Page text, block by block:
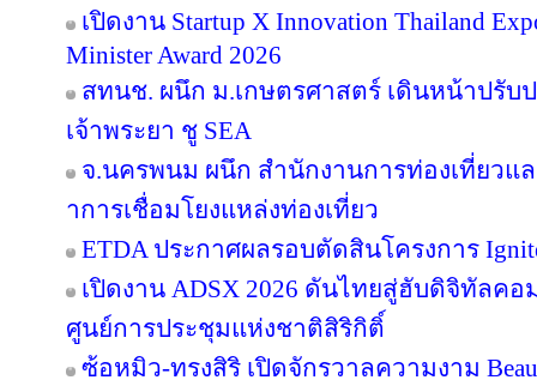
เปิดงาน Startup X Innovation Thailand
Minister Award 2026
สทนช. ผนึก ม.เกษตรศาสตร์ เดินหน้าปรั
เจ้าพระยา ชู SEA
จ.นครพนม ผนึก สำนักงานการท่องเที่ยวแ
าการเชื่อมโยงแหล่งท่องเที่ยว
ETDA ประกาศผลรอบตัดสินโครงการ
เปิดงาน ADSX 2026 ดันไทยสู่ฮับดิจิทัลคอ
ศูนย์การประชุมแห่งชาติสิริกิติ์
ซ้อหมิว-ทรงสิริ เปิดจักรวาลความงาม